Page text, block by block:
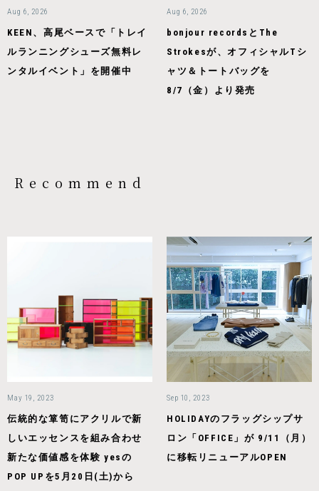
Aug 6, 2026
KEEN、高尾ベースで「トレイ
ルランニングシューズ無料レ
ンタルイベント」を開催中
Aug 6, 2026
bonjour recordsとThe
Strokesが、オフィシャルTシ
ャツ＆トートバッグを
8/7（金）より発売
Recommend
May 19, 2023
伝統的な箪笥にアクリルで新
しいエッセンスを組み合わせ
新たな価値感を体験 yesの
POP UPを5月20日(土)から
Sep 10, 2023
HOLIDAYのフラッグシップサ
ロン「OFFICE」が 9/11（月）
に移転リニューアルOPEN